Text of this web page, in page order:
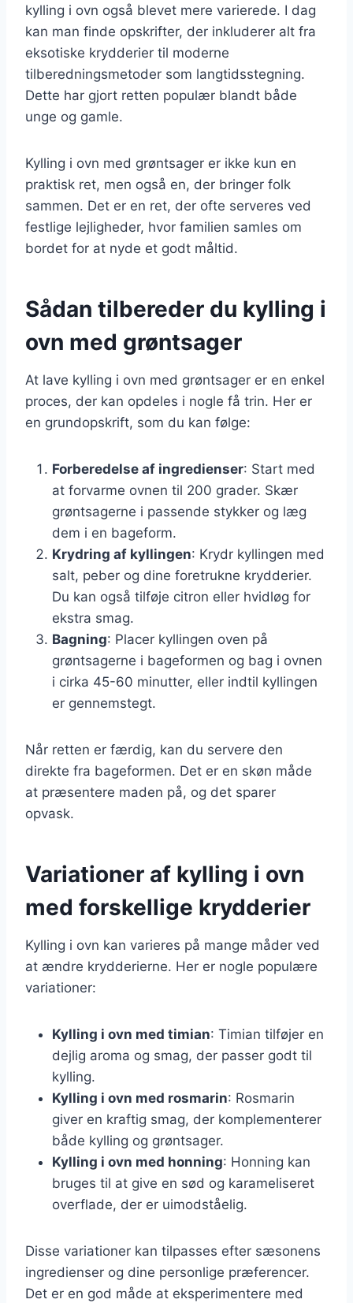
kylling i ovn også blevet mere varierede. I dag
kan man finde opskrifter, der inkluderer alt fra
eksotiske krydderier til moderne
tilberedningsmetoder som langtidsstegning.
Dette har gjort retten populær blandt både
unge og gamle.
Kylling i ovn med grøntsager er ikke kun en
praktisk ret, men også en, der bringer folk
sammen. Det er en ret, der ofte serveres ved
festlige lejligheder, hvor familien samles om
bordet for at nyde et godt måltid.
Sådan tilbereder du kylling i
ovn med grøntsager
At lave kylling i ovn med grøntsager er en enkel
proces, der kan opdeles i nogle få trin. Her er
en grundopskrift, som du kan følge:
Forberedelse af ingredienser: Start med
at forvarme ovnen til 200 grader. Skær
grøntsagerne i passende stykker og læg
dem i en bageform.
Krydring af kyllingen: Krydr kyllingen med
salt, peber og dine foretrukne krydderier.
Du kan også tilføje citron eller hvidløg for
ekstra smag.
Bagning: Placer kyllingen oven på
grøntsagerne i bageformen og bag i ovnen
i cirka 45-60 minutter, eller indtil kyllingen
er gennemstegt.
Når retten er færdig, kan du servere den
direkte fra bageformen. Det er en skøn måde
at præsentere maden på, og det sparer
opvask.
Variationer af kylling i ovn
med forskellige krydderier
Kylling i ovn kan varieres på mange måder ved
at ændre krydderierne. Her er nogle populære
variationer:
Kylling i ovn med timian: Timian tilføjer en
dejlig aroma og smag, der passer godt til
kylling.
Kylling i ovn med rosmarin: Rosmarin
giver en kraftig smag, der komplementerer
både kylling og grøntsager.
Kylling i ovn med honning: Honning kan
bruges til at give en sød og karameliseret
overflade, der er uimodståelig.
Disse variationer kan tilpasses efter sæsonens
ingredienser og dine personlige præferencer.
Det er en god måde at eksperimentere med